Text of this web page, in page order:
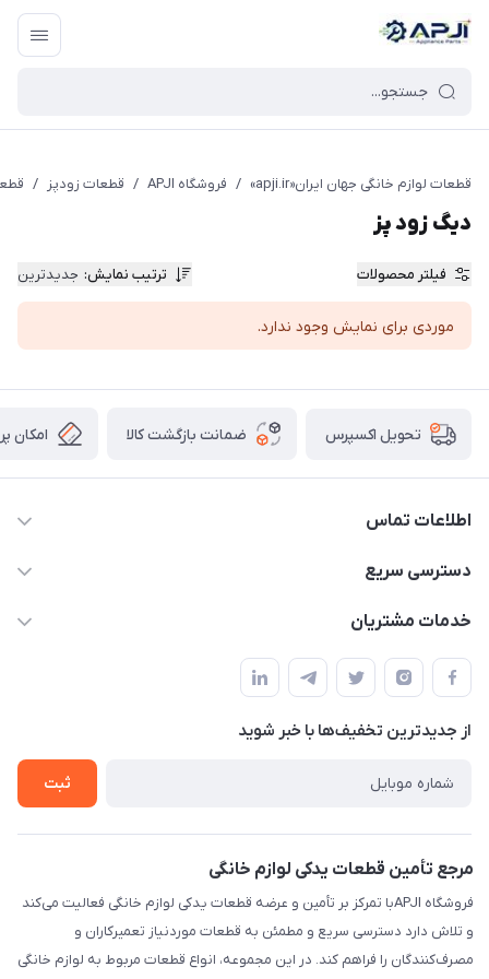
قطعات یدکی و جانبی لوازم خانگی جهان ایران
قطعات لوازم خانگی جهان ایران«apji.ir» / فروشگاه APJI / قطعات زودپز /
دیگ زود پز
فیلتر محصولات ترتیب نمایش: جدیدترین
موردی برای نمایش وجود ندارد.
تحویل اکسپرس ضمانت بازگشت کالا امکان
اطلاعات تماس
09106753413
دسترسی سریع
حساب کاربری
لیست محصولات
درباره ما
خدمات مشتریان
قوانین و مقررات
حریم خصوصی
راهنما
از جدید‌ترین تخفیف‌ها با‌ خبر شوید
ثبت
مرجع تأمین قطعات یدکی لوازم خانگی
فروشگاه APJIبا تمرکز بر تأمین و عرضه قطعات یدکی لوازم خانگی فعالیت می‌کند
و تلاش دارد دسترسی سریع و مطمئن به قطعات موردنیاز تعمیرکاران و
مصرف‌کنندگان را فراهم کند. در این مجموعه، انواع قطعات مربوط به لوازم خانگی